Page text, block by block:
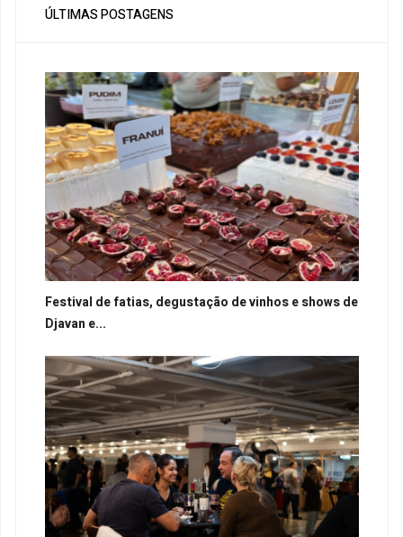
ÚLTIMAS POSTAGENS
Festival de fatias, degustação de vinhos e shows de
Djavan e...